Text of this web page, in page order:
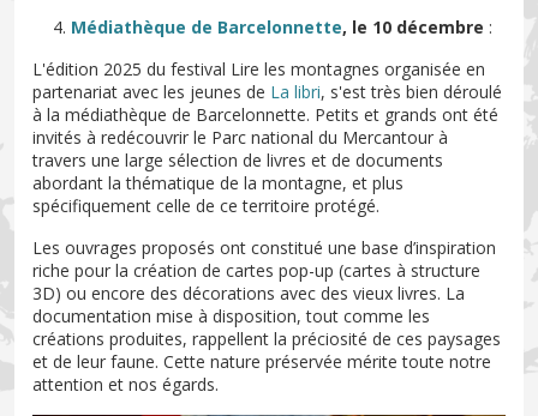
Médiathèque de Barcelonnette, le 10 décembre :
L'édition 2025 du festival Lire les montagnes organisée en
partenariat avec les jeunes de La libri, s'est très bien déroulé
à la médiathèque de Barcelonnette. Petits et grands ont été
invités à redécouvrir le Parc national du Mercantour à
travers une large sélection de livres et de documents
abordant la thématique de la montagne, et plus
spécifiquement celle de ce territoire protégé.
Les ouvrages proposés ont constitué une base d’inspiration
riche pour la création de cartes pop-up (cartes à structure
3D) ou encore des décorations avec des vieux livres. La
documentation mise à disposition, tout comme les
créations produites, rappellent la préciosité de ces paysages
et de leur faune. Cette nature préservée mérite toute notre
attention et nos égards.